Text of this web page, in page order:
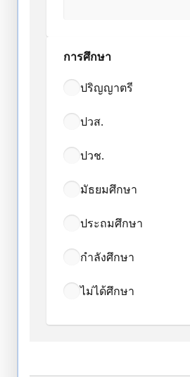
การศึกษา
ปริญญาตรี
ปวส.
ปวช.
มัธยมศึกษา
ประถมศึกษา
กำลังศึกษา
ไม่ได้ศึกษา